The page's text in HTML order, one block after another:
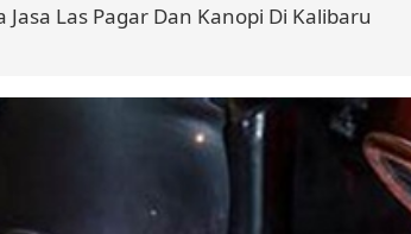
Las Pagar Dan Kanopi Di Kalibaru